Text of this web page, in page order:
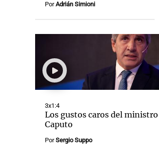
PorAdrián Simioni
3x1:4
Los gustos caros del ministro
Caputo
PorSergio Suppo